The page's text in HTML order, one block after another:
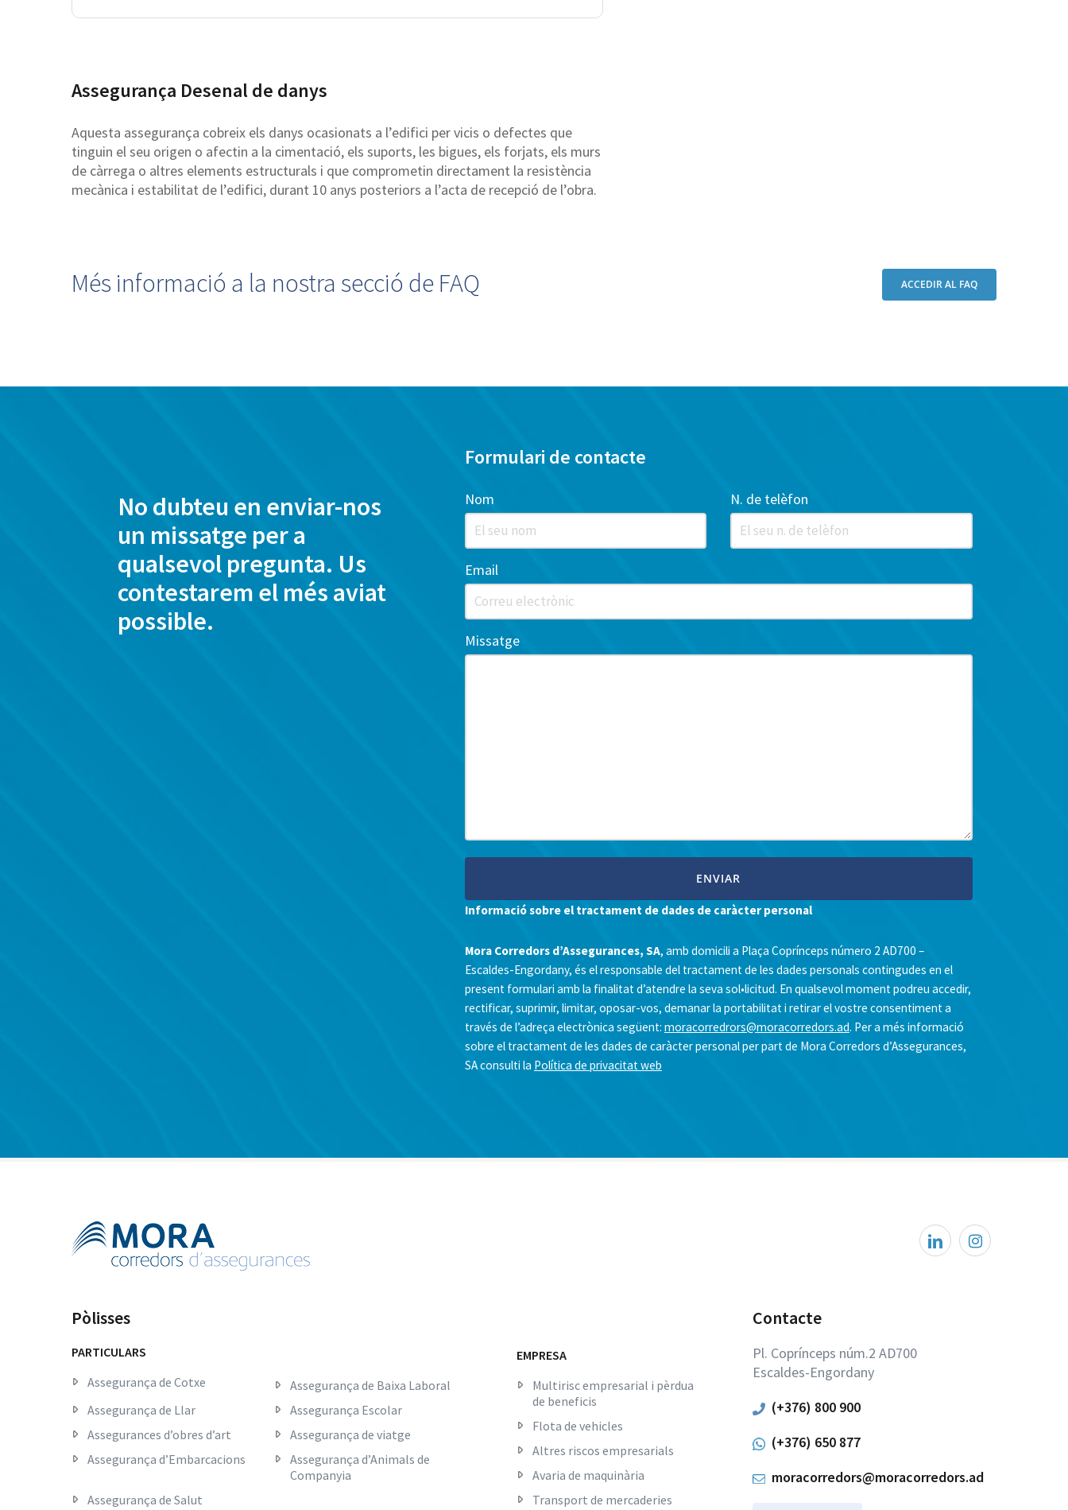
Assegurança Desenal de danys
Aquesta assegurança cobreix els danys ocasionats a l’edifici per vicis o defectes que
tinguin el seu origen o afectin a la cimentació, els suports, les bigues, els forjats, els murs
de càrrega o altres elements estructurals i que comprometin directament la resistència
mecànica i estabilitat de l’edifici, durant 10 anys posteriors a l’acta de recepció de l’obra.
Més informació a la nostra secció de FAQ ACCEDIR AL FAQ
No dubteu en enviar-nos
un missatge per a
qualsevol pregunta. Us
contestarem el més aviat
possible.
Formulari de contacte
Nom N. de telèfon
Email
Missatge
Informació sobre el tractament de dades de caràcter personal
Mora Corredors d’Assegurances, SA, amb domicili a Plaça Coprínceps número 2 AD700 –
Escaldes-Engordany, és el responsable del tractament de les dades personals contingudes en el
present formulari amb la finalitat d’atendre la seva sol•licitud. En qualsevol moment podreu accedir,
rectificar, suprimir, limitar, oposar-vos, demanar la portabilitat i retirar el vostre consentiment a
través de l’adreça electrònica següent: moracorredrors@moracorredors.ad. Per a més informació
sobre el tractament de les dades de caràcter personal per part de Mora Corredors d’Assegurances,
SA consulti la Política de privacitat web
Pòlisses
PARTICULARS
Assegurança de Cotxe
Assegurança de Baixa Laboral
Assegurança de Llar
Assegurança Escolar
Assegurances d’obres d’art
Assegurança de viatge
Assegurança d’Embarcacions
Assegurança d’Animals de
Companyia
Assegurança de Salut
EMPRESA
Multirisc empresarial i pèrdua
de beneficis
Flota de vehicles
Altres riscos empresarials
Avaria de maquinària
Transport de mercaderies
Contacte
Pl. Coprínceps núm.2 AD700
Escaldes-Engordany
(+376) 800 900
(+376) 650 877
moracorredors@moracorredors.ad